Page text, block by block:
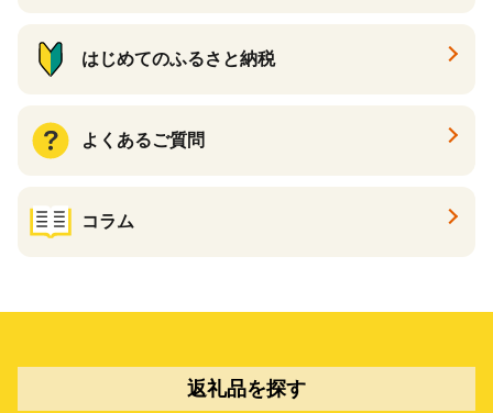
はじめてのふるさと納税
よくあるご質問
コラム
返礼品を探す